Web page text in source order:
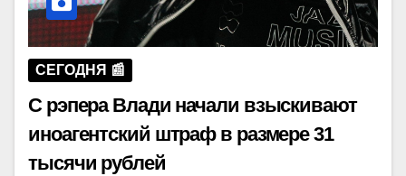
СЕГОДНЯ 📰
С рэпера Влади начали взыскивают
иноагентский штраф в размере 31
тысячи рублей